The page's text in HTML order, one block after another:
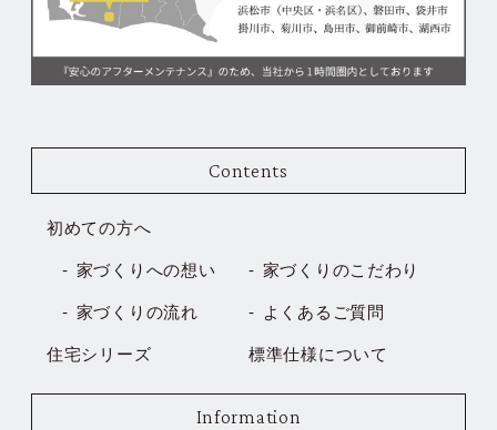
Contents
初めての方へ
家づくりへの想い
家づくりのこだわり
家づくりの流れ
よくあるご質問
住宅シリーズ
標準仕様について
Information